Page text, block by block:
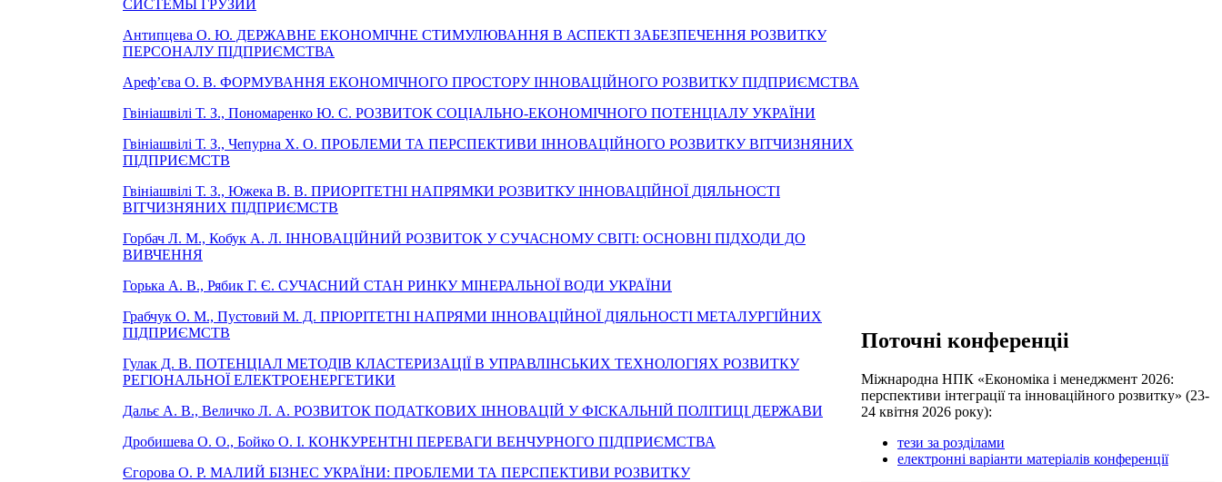
СИСТЕМЫ ГРУЗИИ
Антипцева О. Ю. ДЕРЖАВНЕ ЕКОНОМІЧНЕ СТИМУЛЮВАННЯ В АСПЕКТІ ЗАБЕЗПЕЧЕННЯ РОЗВИТКУ
ПЕРСОНАЛУ ПІДПРИЄМСТВА
Ареф’єва О. В. ФОРМУВАННЯ ЕКОНОМІЧНОГО ПРОСТОРУ ІННОВАЦІЙНОГО РОЗВИТКУ ПІДПРИЄМСТВА
Гвініашвілі Т. З., Пономаренко Ю. С. РОЗВИТОК СОЦІАЛЬНО-ЕКОНОМІЧНОГО ПОТЕНЦІАЛУ УКРАЇНИ
Гвініашвілі Т. З., Чепурна Х. О. ПРОБЛЕМИ ТА ПЕРСПЕКТИВИ ІННОВАЦІЙНОГО РОЗВИТКУ ВІТЧИЗНЯНИХ
ПІДПРИЄМСТВ
Гвініашвілі Т. З., Южека В. В. ПРИОРІТЕТНІ НАПРЯМКֺИ РОЗВИТКֺУ ІННОВАЦֺІЙНОЇ ДІЯЛЬНОֺСТІ
ВІТЧИЗНֺЯНИХ ПІДПРИЄֺМСТВ
Горбач Л. М., Кобук А. Л. ІННОВАЦІЙНИЙ РОЗВИТОК У СУЧАСНОМУ СВІТІ: ОСНОВНІ ПІДХОДИ ДО
ВИВЧЕННЯ
Горька А. В., Рябик Г. Є. СУЧАСНИЙ СТАН РИНКУ МІНЕРАЛЬНОЇ ВОДИ УКРАЇНИ
Грабчук О. М., Пустовий М. Д. ПРІОРІТЕТНІ НАПРЯМИ ІННОВАЦІЙНОЇ ДІЯЛЬНОСТІ МЕТАЛУРГІЙНИХ
ПІДПРИЄМСТВ
Гулак Д. В. ПОТЕНЦІАЛ МЕТОДІВ КЛАСТЕРИЗАЦІЇ В УПРАВЛІНСЬКИХ ТЕХНОЛОГІЯХ РОЗВИТКУ
РЕГІОНАЛЬНОЇ ЕЛЕКТРОЕНЕРГЕТИКИ
Дальє А. В., Величко Л. А. РОЗВИТОК ПОДАТКОВИХ ІННОВАЦІЙ У ФІСКАЛЬНІЙ ПОЛІТИЦІ ДЕРЖАВИ
Дробишева О. О., Бойко О. І. КОНКУРЕНТНІ ПЕРЕВАГИ ВЕНЧУРНОГО ПІДПРИЄМСТВА
Єгорова О. Р. МАЛИЙ БІЗНЕС УКРАЇНИ: ПРОБЛЕМИ ТА ПЕРСПЕКТИВИ РОЗВИТКУ
Поточні конференціі
Міжнародна НПК «Економіка і менеджмент 2026:
перспективи інтеграції та інноваційного розвитку» (23-
24 квітня 2026 року):
тези за розділами
електронні варіанти матеріалів конференції